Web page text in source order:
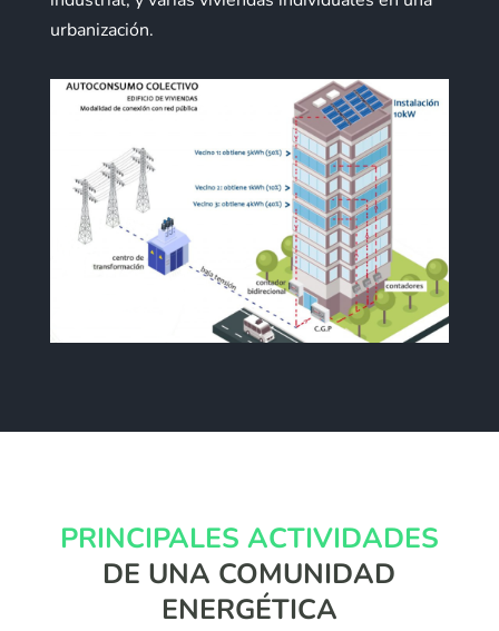
urbanización.
PRINCIPALES ACTIVIDADES
DE UNA COMUNIDAD
ENERGÉTICA